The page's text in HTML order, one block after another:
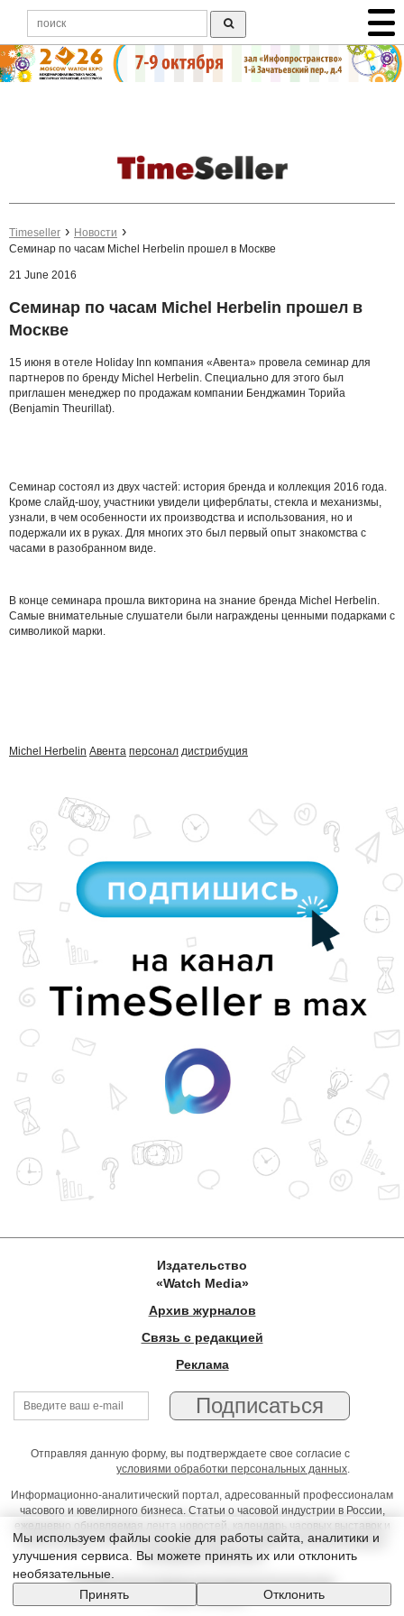
Timeseller
Новости
Семинар по часам Michel Herbelin прошел в Москве
21 June 2016
Семинар по часам Michel Herbelin прошел в
Москве
15 июня в отеле Holiday Inn компания «Авента» провела семинар для
партнеров по бренду Michel Herbelin. Специально для этого был
приглашен менеджер по продажам компании Бенджамин Торийа
(Benjamin Theurillat).
Семинар состоял из двух частей: история бренда и коллекция 2016 года.
Кроме слайд-шоу, участники увидели циферблаты, стекла и механизмы,
узнали, в чем особенности их производства и использования, но и
подержали их в руках. Для многих это был первый опыт знакомства с
часами в разобранном виде.
В конце семинара прошла викторина на знание бренда Michel Herbelin.
Самые внимательные слушатели были награждены ценными подарками с
символикой марки.
Michel Herbelin Авента персонал дистрибуция
Издательство
«Watch Media»
Архив журналов
Связь с редакцией
Реклама
Отправляя данную форму, вы подтверждаете свое согласие с
условиями обработки персональных данных.
Информационно-аналитический портал, адресованный профессионалам
часового и ювелирного бизнеса. Статьи о часовой индустрии в России,
ежедневно обновляемая лента новостей, календарь часовых выставок и
презентаций, on-line консультации юриста, профессиональный форум
часовщиков и ювелиров
Условия использования материалов Издательства
Мы используем файлы cookie для работы сайта, аналитики и
улучшения сервиса. Вы можете принять их или отклонить
необязательные.
Принять
Отклонить